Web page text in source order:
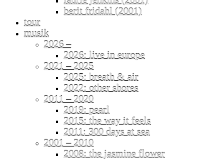
berit fridahl (2001)
tour
musik
2026 –
2026: live in europe
2021 – 2025
2025: breath & air
2022: other shores
2011 – 2020
2019: pearl
2015: the way it feels
2011: 300 days at sea
2001 – 2010
2008: the jasmine flower